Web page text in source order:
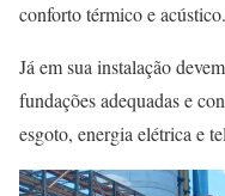
conforto térmico e acústico.
Já em sua instalação
fundações adequadas e
esgoto, energia elétrica e